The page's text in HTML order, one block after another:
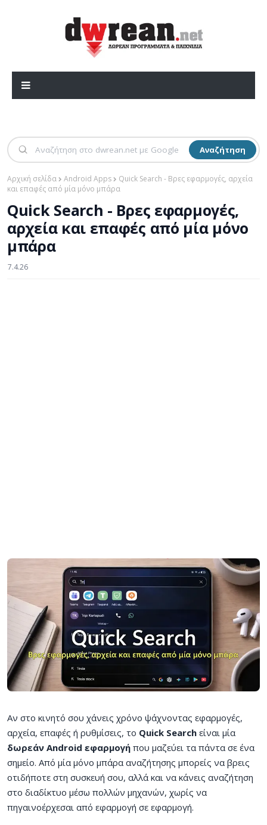
Αναζήτηση
Αρχική σελίδα Android Apps
Quick Search - Βρες εφαρμογές, αρχεία
και επαφές από μία μόνο μπάρα
Quick Search - Βρες εφαρμογές,
αρχεία και επαφές από μία μόνο
μπάρα
7.4.26
Αν στο κινητό σου χάνεις χρόνο ψάχνοντας εφαρμογές,
αρχεία, επαφές ή ρυθμίσεις, το Quick Search είναι μία
δωρεάν Android εφαρμογή που μαζεύει τα πάντα σε ένα
σημείο. Από μία μόνο μπάρα αναζήτησης μπορείς να βρεις
οτιδήποτε στη συσκευή σου, αλλά και να κάνεις αναζήτηση
στο διαδίκτυο μέσω πολλών μηχανών, χωρίς να
πηγαινοέρχεσαι από εφαρμογή σε εφαρμογή.